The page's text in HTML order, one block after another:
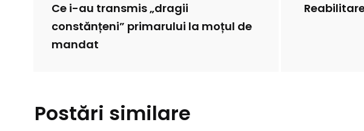
Ce i-au transmis „dragii
constănțeni” primarului la moțul de
mandat
Postări similare